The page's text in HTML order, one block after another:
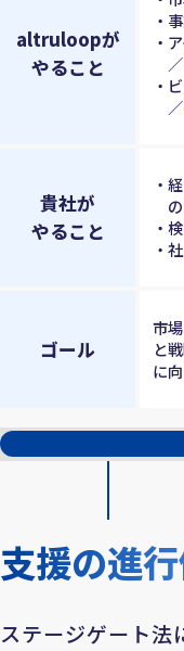
altruloopが
やること
貴社が
やること
ゴール
市
と
に
支援の進
ステージゲート法